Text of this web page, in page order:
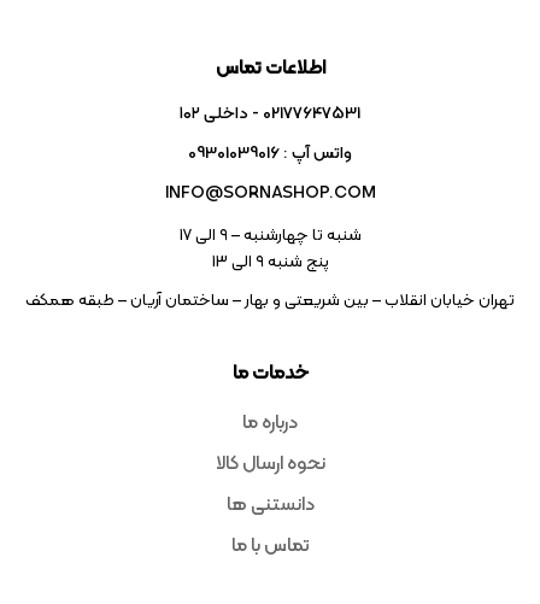
خدمات ما
درباره ما
نحوه ارسال کالا
دانستنی ها
تماس با ما
اطلاعات تماس
02177647531 - داخلی ۱۰۲
واتس آپ : 09301039016
INFO@SORNASHOP.COM
شنبه تا چهارشنبه – ۹ الی 17
پنج شنبه ۹ الی 13
تهران خیابان انقلاب – بین شریعتی و بهار – ساختمان آریان – طبقه همکف